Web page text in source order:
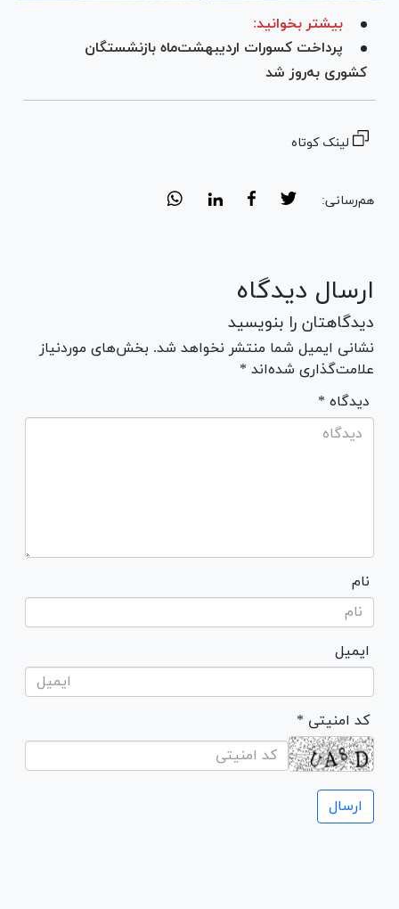
بیشتر بخوانید:
پرداخت کسورات اردیبهشت‌ماه بازنشستگان
کشوری به‌روز شد
لینک کوتاه
هم‌رسانی:
ارسال دیدگاه
دیدگاهتان را بنویسید
نشانی ایمیل شما منتشر نخواهد شد. بخش‌های موردنیاز
علامت‌گذاری شده‌اند *
* دیدگاه
نام
ایمیل
* کد امنیتی